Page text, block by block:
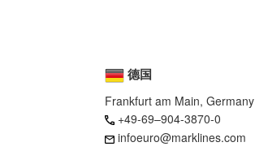
德国
Frankfurt am Main, Germany
+49-69–904-3870-0
infoeuro@marklines.com